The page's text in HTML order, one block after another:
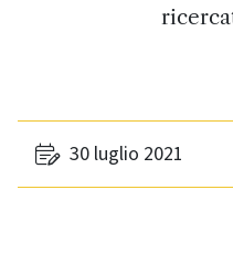
30 luglio 2021